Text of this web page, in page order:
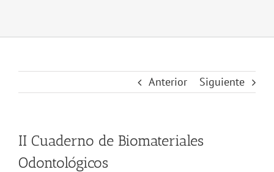
Anterior Siguiente
II Cuaderno de Biomateriales
Odontológicos